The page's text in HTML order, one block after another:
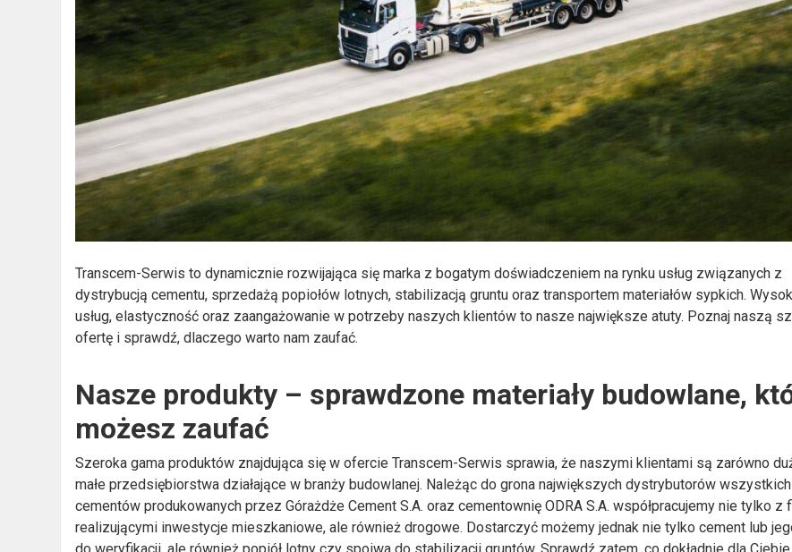
Transcem-Serwis to dynamicznie rozwijająca się marka z bogatym doświadczeniem na rynku usług związanych z
dystrybucją cementu, sprzedażą popiołów lotnych, stabilizacją gruntu oraz transportem materiałów sypkich.
usług, elastyczność oraz zaangażowanie w potrzeby naszych klientów to nasze największe atuty. Poznaj naszą
ofertę i sprawdź, dlaczego warto nam zaufać.
Nasze produkty – sprawdzone materiały budowlane,
możesz zaufać
Szeroka gama produktów znajdująca się w ofercie Transcem-Serwis sprawia, że naszymi klientami są zarówno
małe przedsiębiorstwa działające w branży budowlanej. Należąc do grona największych dystrybutorów
cementów produkowanych przez Górażdże Cement S.A. oraz cementownię ODRA S.A. współpracujemy nie tylko z
realizującymi inwestycje mieszkaniowe, ale również drogowe. Dostarczyć możemy jednak nie tylko cement lub